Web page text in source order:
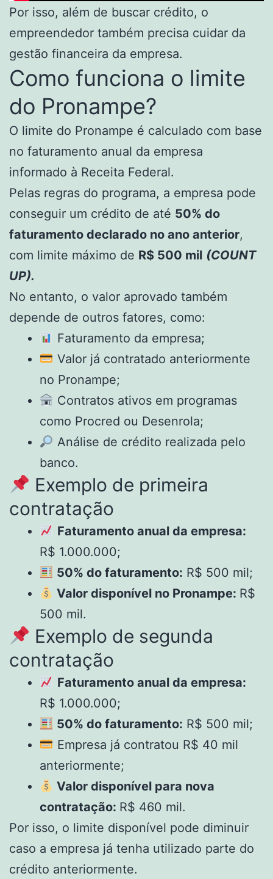
Por isso, além de buscar crédito, o
empreendedor também precisa cuidar da
gestão financeira da empresa.
Como funciona o limite
do Pronampe?
O limite do Pronampe é calculado com base
no faturamento anual da empresa
informado à Receita Federal.
Pelas regras do programa, a empresa pode
conseguir um crédito de até 50% do
faturamento declarado no ano anterior,
com limite máximo de R$ 500 mil (COUNT
UP).
No entanto, o valor aprovado também
depende de outros fatores, como:
Faturamento da empresa;
Valor já contratado anteriormente
no Pronampe;
Contratos ativos em programas
como Procred ou Desenrola;
Análise de crédito realizada pelo
banco.
Exemplo de primeira
contratação
Faturamento anual da empresa:
R$ 1.000.000;
50% do faturamento: R$ 500 mil;
Valor disponível no Pronampe: R$
500 mil.
Exemplo de segunda
contratação
Faturamento anual da empresa:
R$ 1.000.000;
50% do faturamento: R$ 500 mil;
Empresa já contratou R$ 40 mil
anteriormente;
Valor disponível para nova
contratação: R$ 460 mil.
Por isso, o limite disponível pode diminuir
caso a empresa já tenha utilizado parte do
crédito anteriormente.